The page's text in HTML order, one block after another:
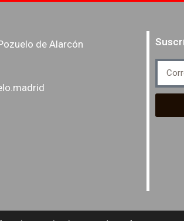
de Alarcón